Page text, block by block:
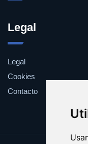
Legal
Legal
Cookies
Contacto